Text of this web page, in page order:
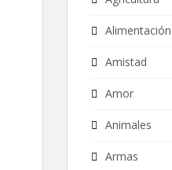
Alimentación
Amistad
Amor
Animales
Armas